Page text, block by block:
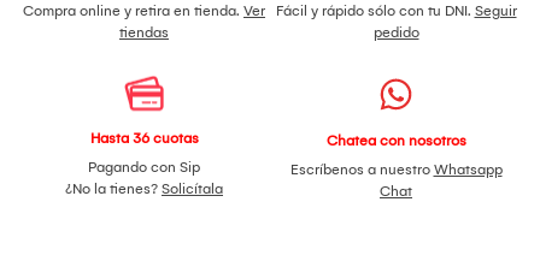
Compra online y retira en tienda. Ver
tiendas
Fácil y rápido sólo con tu DNI. Seguir
pedido
Hasta 36 cuotas
Pagando con Sip
¿No la tienes? Solicítala
Chatea con nosotros
Escríbenos a nuestro Whatsapp
Chat